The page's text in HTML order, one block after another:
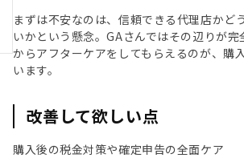
まずは不安なのは、信頼できる代理店か
いかという懸念。GAさんではその辺りが
からアフターケアをしてもらえるのが、購
います。
改善して欲しい点
購入後の税金対策や確定申告の全面ケア